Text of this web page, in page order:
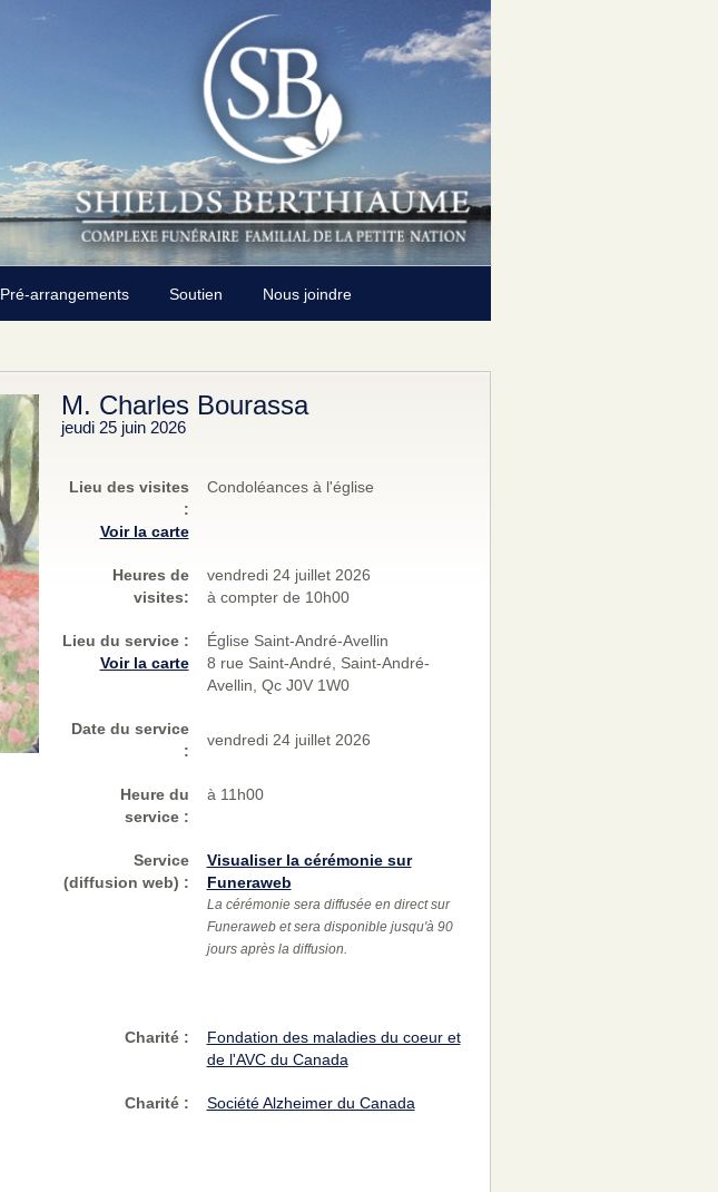
Pré-arrangements Soutien Nous joindre
M. Charles Bourassa
jeudi 25 juin 2026
Lieu des visites
:
Voir la carte
Condoléances à l'église
Heures de
visites:
vendredi 24 juillet 2026
à compter de 10h00
Lieu du service :
Voir la carte
Église Saint-André-Avellin
8 rue Saint-André, Saint-André-
Avellin, Qc J0V 1W0
Date du service
:
vendredi 24 juillet 2026
Heure du
service :
à 11h00
Service
(diffusion web) :
Visualiser la cérémonie sur
Funeraweb
La cérémonie sera diffusée en direct sur
Funeraweb et sera disponible jusqu'à 90
jours après la diffusion.
Charité:
Fondation des maladies du coeur et
de l'AVC du Canada
Charité: Société Alzheimer du Canada